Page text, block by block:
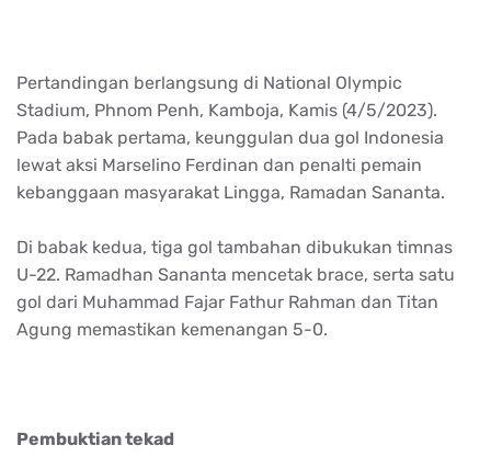
Pertandingan berlangsung di National Olympic
Stadium, Phnom Penh, Kamboja, Kamis (4/5/2023).
Pada babak pertama, keunggulan dua gol Indonesia
lewat aksi Marselino Ferdinan dan penalti pemain
kebanggaan masyarakat Lingga, Ramadan Sananta.
Di babak kedua, tiga gol tambahan dibukukan timnas
U-22. Ramadhan Sananta mencetak brace, serta satu
gol dari Muhammad Fajar Fathur Rahman dan Titan
Agung memastikan kemenangan 5-0.
Pembuktian tekad